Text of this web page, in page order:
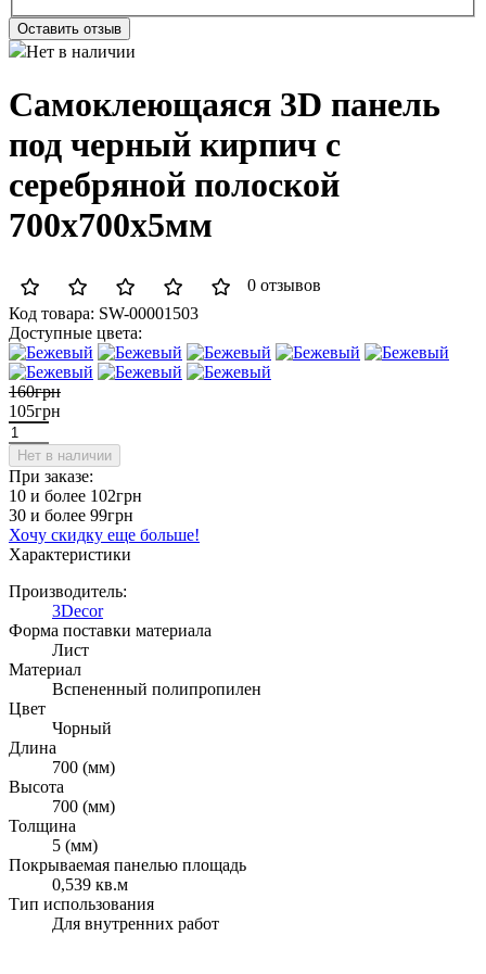
Оставить отзыв
Нет в наличии
Самоклеющаяся 3D панель
под черный кирпич с
серебряной полоской
700x700x5мм
0 отзывов
Код товара: SW-00001503
Доступные цвета:
160грн
105грн
Нет в наличии
При заказе:
10 и более 102грн
30 и более 99грн
Хочу скидку еще больше!
Характеристики
Производитель:
3Decor
Форма поставки материала
Лист
Материал
Вспененный полипропилен
Цвет
Чорный
Длина
700 (мм)
Высота
700 (мм)
Толщина
5 (мм)
Покрываемая панелью площадь
0,539 кв.м
Тип использования
Для внутренних работ